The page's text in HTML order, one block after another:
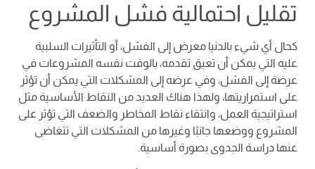
تقليل احتمالية فشل المشروع
كحال أي شيء بالدنيا معرض إلى الفشل، أو التأثيرات السلبية
عليه التي يمكن أن تعيق تقدمه، بالوقت نفسه المشروعات في
عرضة إلى الفشل، وفي عرضه إلى المشكلات التي يمكن أن تؤثر
على استمراريتها، ولهذا هناك العديد من النقاط الأساسية مثل
استراتيجية العمل، وانتقاء نقاط المخاطر والضعف التي تؤثر على
المشروع ووضعها جانبًا وغيرها من المشكلات التي تتغاضى
عنها دراسة الجدوى بصورة أساسية.